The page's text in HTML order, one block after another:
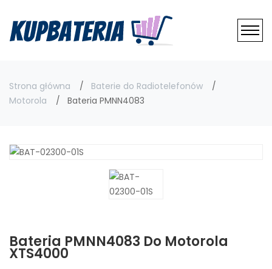
Strona główna
Baterie do Radiotelefonów
Motorola
Bateria PMNN4083
Bateria PMNN4083 Do Motorola
XTS4000